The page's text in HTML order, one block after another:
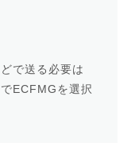
で送る必要は
ECFMGを選択